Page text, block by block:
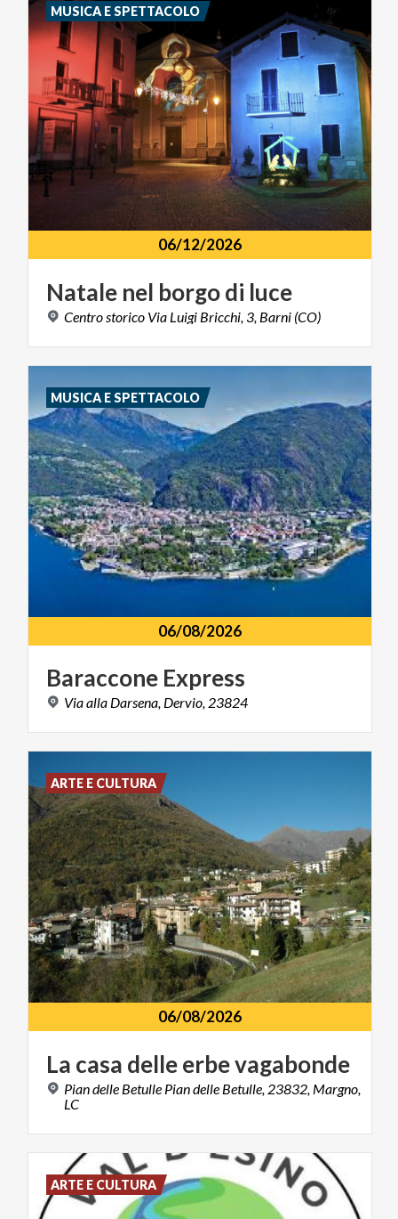
06/12/2026
Natale nel borgodi luce
Centro storico Via Luigi Bricchi, 3, Barni (CO)
MUSICA E SPETTACOLO
06/08/2026
Baraccone Express
Viaalla Darsena, Dervio, 23824
MUSICA E SPETTACOLO
06/08/2026
La casa delleerbevagabonde
Pian delle Betulle Pian delle Betulle, 23832, Margno,
LC
ARTE E CULTURA
ARTE E CULTURA